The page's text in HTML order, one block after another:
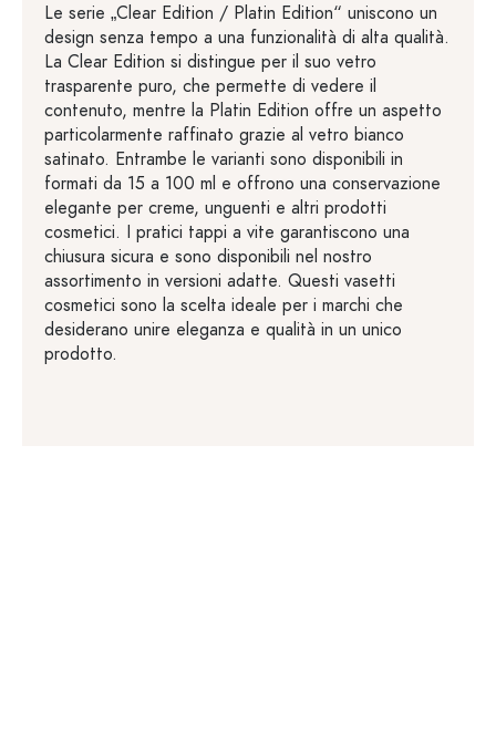
Le serie „Clear Edition / Platin Edition“ uniscono un
design senza tempo a una funzionalità di alta qualità.
La Clear Edition si distingue per il suo vetro
trasparente puro, che permette di vedere il
contenuto, mentre la Platin Edition offre un aspetto
particolarmente raffinato grazie al vetro bianco
satinato. Entrambe le varianti sono disponibili in
formati da 15 a 100 ml e offrono una conservazione
elegante per creme, unguenti e altri prodotti
cosmetici. I pratici tappi a vite garantiscono una
chiusura sicura e sono disponibili nel nostro
assortimento in versioni adatte. Questi vasetti
cosmetici sono la scelta ideale per i marchi che
desiderano unire eleganza e qualità in un unico
prodotto.